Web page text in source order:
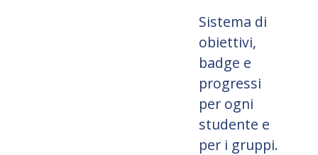
Sistema di
obiettivi,
badge e
progressi
per ogni
studente e
per i gruppi.